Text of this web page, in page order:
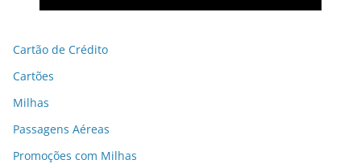
Cartão de Crédito
Cartões
Milhas
Passagens Aéreas
Promoções com Milhas